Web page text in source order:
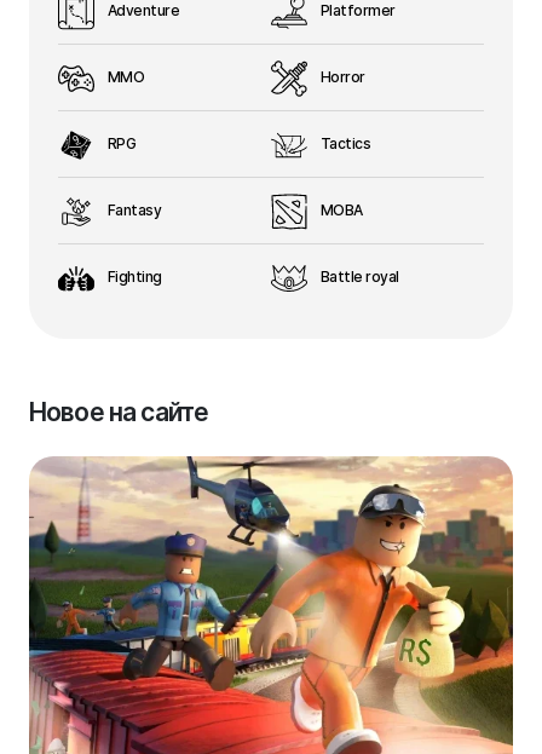
Adventure
MMO
RPG
Fantasy
Fighting
Platformer
Horror
Tactics
MOBA
Battle royal
Новое на сайте